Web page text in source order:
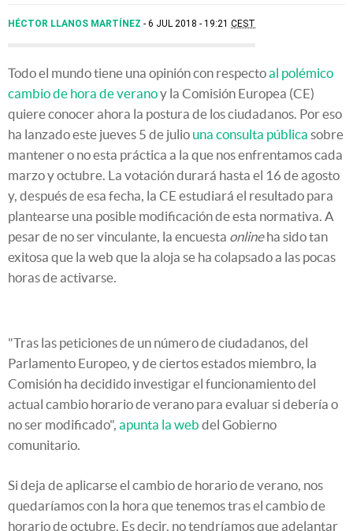
HÉCTOR LLANOS MARTÍNEZ 6 JUL 2018 - 19:21 CEST
Todo el mundo tiene una opinión con respectoal polémico
cambio de hora de veranoy la Comisión Europea (CE)
quiere conocer ahora la postura de los ciudadanos. Por eso
ha lanzado este jueves 5 de julio una consulta pública sobre
mantener o no esta práctica a la que nos enfrentamos cada
marzo y octubre. La votación durará hasta el 16 de agosto
y, después de esa fecha, la CE estudiará el resultado para
plantearse una posible modificación de esta normativa. A
pesar de no ser vinculante, la encuesta onlineha sido tan
exitosa que la web que la aloja se ha colapsado a las pocas
horas de activarse.
"Tras las peticiones de un número de ciudadanos, del
Parlamento Europeo, y de ciertos estados miembro, la
Comisión ha decidido investigar el funcionamiento del
actual cambio horario de verano para evaluar si debería o
no ser modificado", apunta la web del Gobierno
comunitario.
Si deja de aplicarse el cambio de horario de verano, nos
quedaríamos con la hora que tenemos tras el cambio de
horario de octubre. Es decir, no tendríamos que adelantar